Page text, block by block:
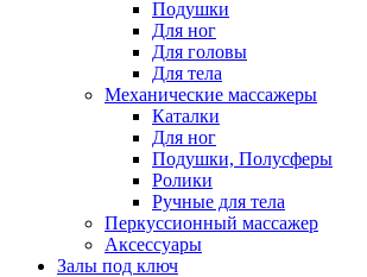
Подушки
Для ног
Для головы
Для тела
Механические массажеры
Каталки
Для ног
Подушки, Полусферы
Ролики
Ручные для тела
Перкуссионный массажер
Аксессуары
Залы под ключ